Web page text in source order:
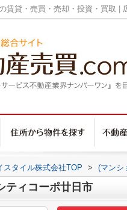
賃貸・売買・売却・投資・買取 |
スタイル株式会社TOP > (マンシ
ティコーポ廿日市